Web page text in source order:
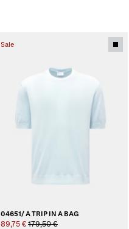
Sale
04651/ A TRIP IN A BAG
89,75 € 179,50 €